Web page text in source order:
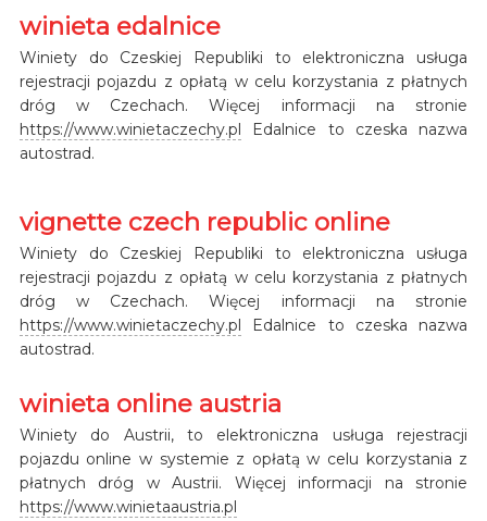
winieta edalnice
Winiety do Czeskiej Republiki to elektroniczna usługa
rejestracji pojazdu z opłatą w celu korzystania z płatnych
dróg w Czechach. Więcej informacji na stronie
https://www.winietaczechy.pl Edalnice to czeska nazwa
autostrad.
vignette czech republic online
Winiety do Czeskiej Republiki to elektroniczna usługa
rejestracji pojazdu z opłatą w celu korzystania z płatnych
dróg w Czechach. Więcej informacji na stronie
https://www.winietaczechy.pl Edalnice to czeska nazwa
autostrad.
winieta online austria
Winiety do Austrii, to elektroniczna usługa rejestracji
pojazdu online w systemie z opłatą w celu korzystania z
płatnych dróg w Austrii. Więcej informacji na stronie
https://www.winietaaustria.pl